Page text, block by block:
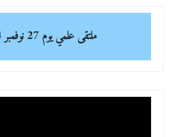
ملتقى علمييوم 27 نوفمبر 2024